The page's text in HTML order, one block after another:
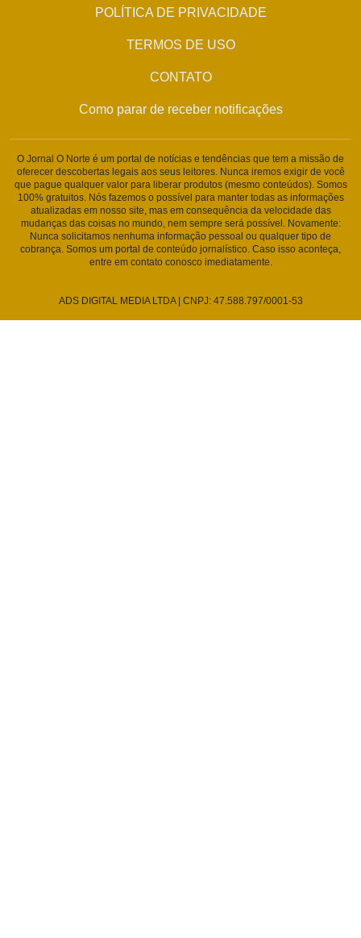
POLÍTICA DE PRIVACIDADE
TERMOS DE USO
CONTATO
Como parar de receber notificações
O Jornal O Norte é um portal de notícias e tendências que tem a missão de
oferecer descobertas legais aos seus leitores. Nunca iremos exigir de você
que pague qualquer valor para liberar produtos (mesmo conteúdos). Somos
100% gratuitos. Nós fazemos o possível para manter todas as informações
atualizadas em nosso site, mas em consequência da velocidade das
mudanças das coisas no mundo, nem sempre será possível. Novamente:
Nunca solicitamos nenhuma informação pessoal ou qualquer tipo de
cobrança. Somos um portal de conteúdo jornalístico. Caso isso aconteça,
entre em contato conosco imediatamente.
ADS DIGITAL MEDIA LTDA | CNPJ: 47.588.797/0001-53